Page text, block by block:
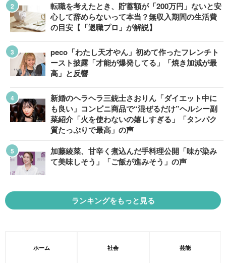
転職を考えたとき、貯蓄額が「200万円」ないと安
心して辞めらないって本当？無収入期間の生活費
の目安【「退職プロ」が解説】
peco「わたし天才やん」初めて作ったフレンチト
ースト披露「才能が爆発してる」「焼き加減が最
高」と反響
新婚のヘラヘラ三銃士さおりん「ダイエット中に
も良い」コンビニ商品で“混ぜるだけ”ヘルシー副
菜紹介「火を使わないの嬉しすぎる」「タンパク
質たっぷりで最高」の声
加藤綾菜、甘辛く煮込んだ手料理公開「味が染み
て美味しそう」「ご飯が進みそう」の声
ランキングをもっと見る
ホーム 社会 芸能